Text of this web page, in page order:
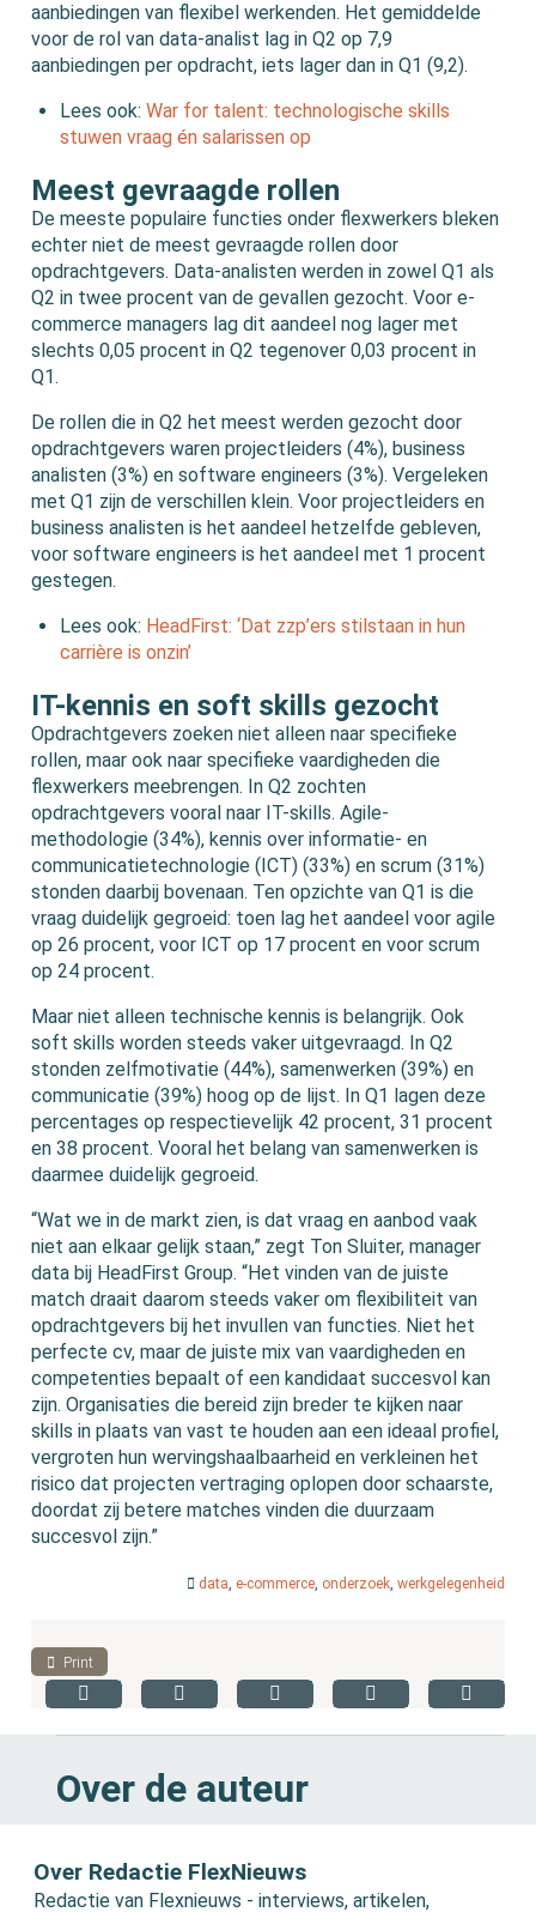
aanbiedingen van flexibel werkenden. Het gemiddelde
voor de rol van data-analist lag in Q2 op 7,9
aanbiedingen per opdracht, iets lager dan in Q1 (9,2).
Lees ook:War for talent: technologische skills
stuwen vraag én salarissen op
Meest gevraagde rollen
De meeste populaire functies onder flexwerkers bleken
echter niet de meest gevraagde rollen door
opdrachtgevers. Data-analisten werden in zowel Q1 als
Q2 in twee procent van de gevallen gezocht. Voor e-
commerce managers lag dit aandeel nog lager met
slechts 0,05 procent in Q2 tegenover 0,03 procent in
Q1.
De rollen die in Q2 het meest werden gezocht door
opdrachtgevers waren projectleiders (4%), business
analisten (3%) en software engineers (3%). Vergeleken
met Q1 zijn de verschillen klein. Voor projectleiders en
business analisten is het aandeel hetzelfde gebleven,
voor software engineers is het aandeel met 1 procent
gestegen.
Lees ook: HeadFirst: ‘Dat zzp’ers stilstaan in hun
carrière is onzin’
IT-kennis en soft skills gezocht
Opdrachtgevers zoeken niet alleen naar specifieke
rollen, maar ook naar specifieke vaardigheden die
flexwerkers meebrengen. In Q2 zochten
opdrachtgevers vooral naar IT-skills. Agile-
methodologie (34%), kennis over informatie- en
communicatietechnologie (ICT) (33%) en scrum (31%)
stonden daarbij bovenaan. Ten opzichte van Q1 is die
vraag duidelijk gegroeid: toen lag het aandeel voor agile
op 26 procent, voor ICT op 17 procent en voor scrum
op 24 procent.
Maar niet alleen technische kennis is belangrijk. Ook
soft skills worden steeds vaker uitgevraagd. In Q2
stonden zelfmotivatie (44%), samenwerken (39%) en
communicatie (39%) hoog op de lijst. In Q1 lagen deze
percentages op respectievelijk 42 procent, 31 procent
en 38 procent. Vooral het belang van samenwerken is
daarmee duidelijk gegroeid.
“Wat we in de markt zien, is dat vraag en aanbod vaak
niet aan elkaar gelijk staan,” zegt Ton Sluiter, manager
data bij HeadFirst Group. “Het vinden van de juiste
match draait daarom steeds vaker om flexibiliteit van
opdrachtgevers bij het invullen van functies. Niet het
perfecte cv, maar de juiste mix van vaardigheden en
competenties bepaalt of een kandidaat succesvol kan
zijn. Organisaties die bereid zijn breder te kijken naar
skills in plaats van vast te houden aan een ideaal profiel,
vergroten hun wervingshaalbaarheid en verkleinen het
risico dat projecten vertraging oplopen door schaarste,
doordat zij betere matches vinden die duurzaam
succesvol zijn.”
data, e-commerce, onderzoek, werkgelegenheid
Print
Over de auteur
Over Redactie FlexNieuws
Redactie van Flexnieuws - interviews, artikelen,